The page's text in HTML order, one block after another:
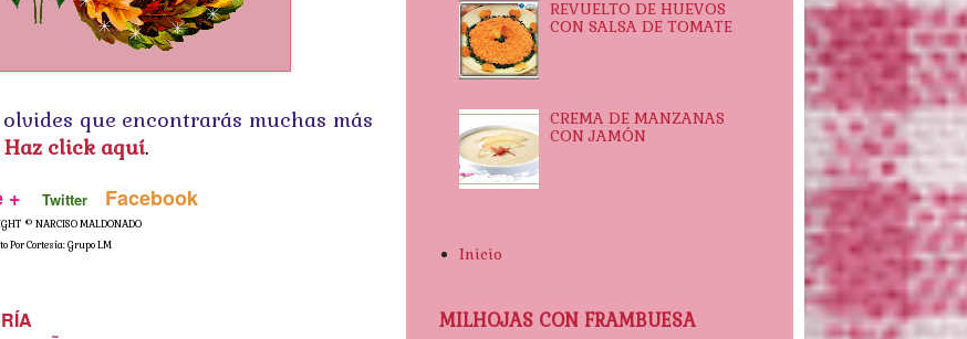
que encontrarás muchas más
Haz click aquí.
+ Twitter Facebook
NARCISO MALDONADO
Cortesía: Grupo LM
REVUELTO DE HUEVOS
CON SALSA DE TOMATE
CREMA DE MANZANAS
CON JAMÓN
Inicio
MILHOJAS CON FRAMBUESA